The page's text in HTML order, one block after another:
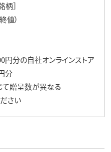
柄］
値）
分の自社オンラインストア
分
贈呈数が異なる
さい